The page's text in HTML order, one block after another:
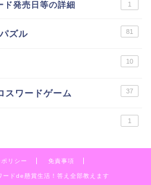
ド発売日等の詳細 1
ズル 81
10
スワードゲーム 37
1
リシー 免責事項
ドde懸賞生活！答え全部教えます